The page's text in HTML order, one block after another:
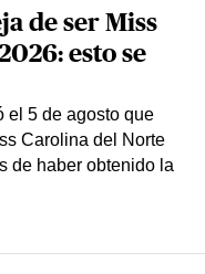
de ser Miss
esto se
el 5 de agosto que
Carolina del Norte
de haber obtenido la